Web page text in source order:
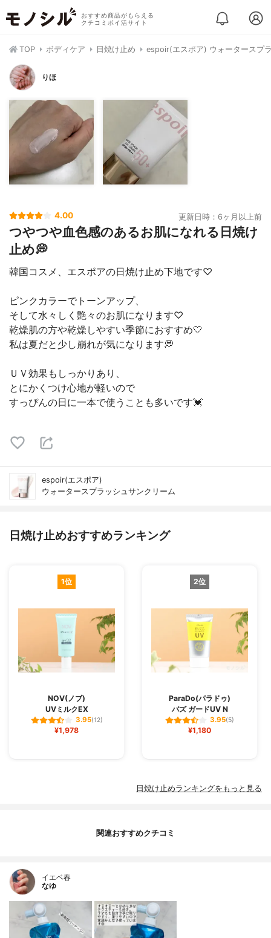
おすすめ商品がもらえる
クチコミポイ活サイト
TOP ボディケア 日焼け止め espoir(エスポア) ウォータースプ
りほ
4.00 更新日時：6ヶ月以上前
つやつや血色感のあるお肌になれる日焼け
止め💭
韓国コスメ、エスポアの日焼け止め下地です♡
ピンクカラーでトーンアップ、
そして水々しく艶々のお肌になります♡
乾燥肌の方や乾燥しやすい季節におすすめ🤍
私は夏だと少し崩れが気になります💭
ＵＶ効果もしっかりあり、
とにかくつけ心地が軽いので
すっぴんの日に一本で使うことも多いです💓
espoir(エスポア)
ウォータースプラッシュサンクリーム
日焼け止めおすすめランキング
1位
NOV(ノブ)
UVミルクEX
3.95(12)
¥1,978
2位
ParaDo(パラドゥ)
バズ ガードUV N
3.95(5)
¥1,180
日焼け止めランキングをもっと見る
関連おすすめクチコミ
イエベ春
なゆ